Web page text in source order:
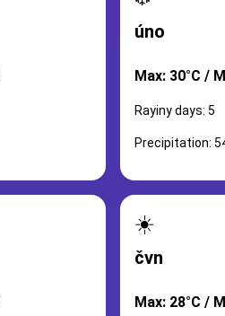
úno
Max: 30°C /
Rayiny days: 5
Precipitation:
☀️
čvn
Max: 28°C /